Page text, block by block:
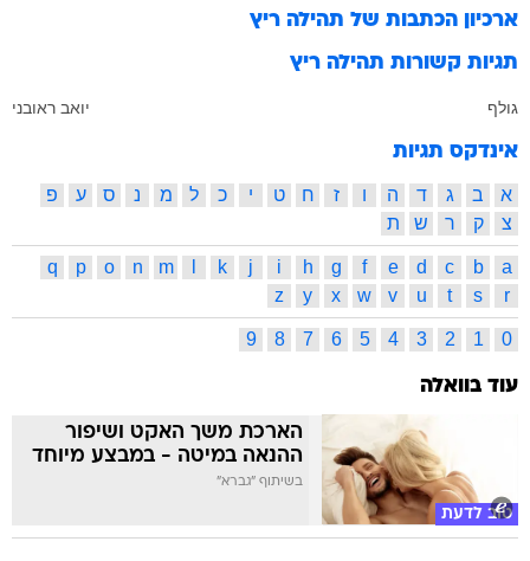
ארכיון הכתבות של תהילה ריץ
תגיות קשורות תהילה ריץ
גולף יואב ראובני
אינדקס תגיות
א ב ג ד ה ו ז ח ט י כ ל מ נ ס ע
פ
צ
ק ר ש ת
a
b
c
d
e
f
g
h
i
j
k
m
n
o
p
q
r
s
t
u
v
w
x
y
z
0
1
2
3
4
5
6
7
8
9
עוד בוואלה
טוב לדעת
הארכת משך האקט ושיפור
ההנאה במיטה - במבצע מיוחד
בשיתוף "גברא"